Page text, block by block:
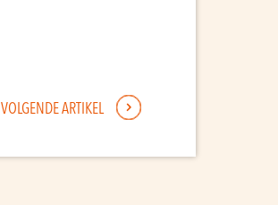
VOLGENDE ARTIKEL